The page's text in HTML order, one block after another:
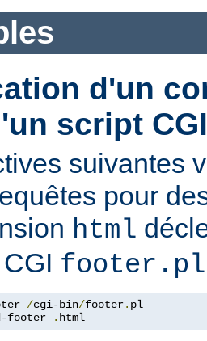
d'un
script CGI
suivantes
pour
html
footer.pl
/cgi-bin/footer.
footer . html